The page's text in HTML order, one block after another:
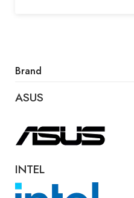
Brand
ASUS
INTEL